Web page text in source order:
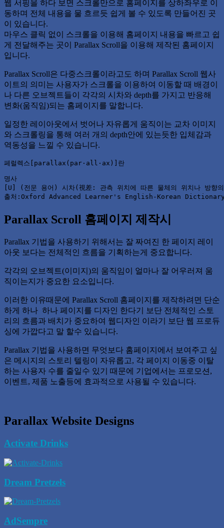
웹 서핑을 하다 보면 스크롤만으로 홈페이지를 상하좌우로 이
동하며 전체 내용을 물 흐르듯 쉽게 볼 수 있도록 만들어진 곳
이 있습니다.
마우스 클릭 없이 스크롤을 이용해 홈페이지 내용을 빠르고 쉽
게 전달해주는 곳이 Parallax Scroll을 이용해 제작된 홈페이지
입니다.
Parallax Scroll은 다중스크롤이라고도 하며 Parallax Scroll 웹사
이트의 의미는 사용자가 스크롤을 이용하여 이동할 때 배경이
나 다른 오브젝트들이 각각의 시차와 depth를 가지고 반응해
변화(움직임)되는 홈페이지를 말합니다.
일정한 레이아웃에서 벗어나 자유롭게 움직이는 교차 이미지
와 스크롤링을 통해 여러 개의 depth안에 있는듯한 입체감과
역동성을 느낄 수 있습니다.
페럴렉스[parallax(par·all·ax)]란
명사
[U] (전문 용어) 시차(視差: 관측 위치에 따른 물체의 위치나 방향
출처:Oxford Advanced Learner's English-Korean
Parallax Scroll 홈페이지 제작시
Parallax 기법을 사용하기 위해서는 잘 짜여진 한 페이지 레이
아웃 보다는 전체적인 흐름을 기획하는게 중요합니다.
각각의 오브젝트(이미지)의 움직임이 얼마나 잘 어우러져 움
직이는지가 중요한 요소입니다.
이러한 이유때문에 Parallax Scroll 홈페이지를 제작하려면 단순
하게 하나 하나 페이지를 디자인 한다기 보단 전체적인 스토
리의 흐름과 배치가 중요하여 웹디자인 이라기 보단 웹 프로듀
싱에 가깝다고 말 할수 있습니다.
Parallax 기법을 사용하면 무엇보다 홈페이지에서 보여주고 싶
은 메시지의 스토리 텔링이 자유롭고, 각 페이지 이동중 이탈
하는 사용자 수를 줄일수 있기 때문에 기업에서는 프로모션,
이벤트, 제품 노출등에 효과적으로 사용될 수 있습니다.
Parallax Website Designs
Activate Drinks
Dream Pretzels
AdSempre